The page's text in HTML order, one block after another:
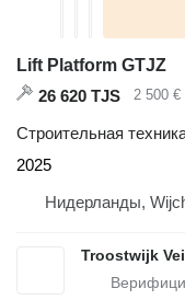
Lift Platform GTJZ
26 620 TJS
2 500 €
Строительная
2025
Нидерланды,
Troostwijk